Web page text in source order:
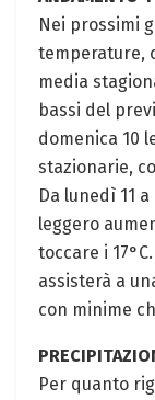
Nei prossimi
temperature,
media
bassi del
domenica 10
stazionarie,
Da lunedì 11
leggero
toccare i
assisterà a
con minime
Per quanto